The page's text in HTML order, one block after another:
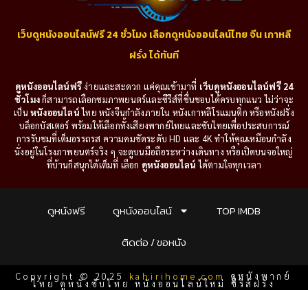
เว็บดูหนังออนไลน์ฟรี 24 ชั่วโมง เลือกดูหนังออนไลน์ไทย จีน เกาหลี
ฝรั่ง ได้ทันที
ดูหนังออนไลน์ฟรีง่ายและสะดวก แค่คุณเข้ามาที่ เว็บดูหนังออนไลน์ฟรี 24
ชั่วโมงก็สามารถเลือกชมภาพยนตร์และซีรีส์ที่ชื่นชอบได้ครบทุกแนว ไม่ว่าจะ
เป็นหนังออนไลน์ไทย หนังจีนกำลังภายใน หนังเกาหลีโรแมนติก หรือหนังฝรั่ง
บล็อกบัสเตอร์ พร้อมให้เลือกทั้งเสียงพากย์ไทยและซับไทยเพื่อประสบการณ์
การรับชมที่เต็มอรรถรส ความคมชัดระดับ HD และ 4K ทำให้คุณเหมือนกำลัง
นั่งอยู่ในโรงภาพยนตร์จริง ๆ จะดูบนมือถือระหว่างเดินทาง หรือเปิดบนจอใหญ่
ที่บ้านก็สนุกได้เต็มที่ เลือก ดูหนังออนไลน์ ได้ตามใจทุกเวลา
ดูหนังฟรี ดูหนังออนไลน์
TOP IMDB
ติดต่อ / ขอหนัง
Copyright © 2025 kahirihome.com ดูหนังพากย์
ไทย ดูหนังซับไทย หนังออนไลน์ใหม่ ซีรีส์ฝรั่ง